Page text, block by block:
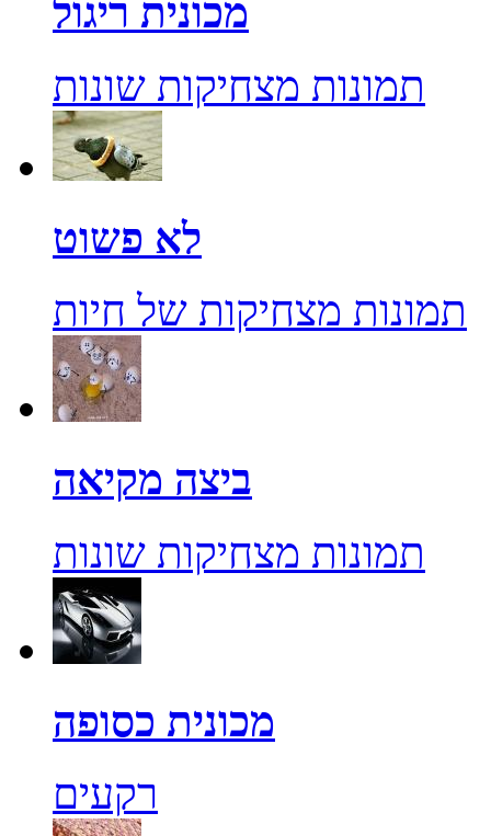
מכונית ריגול
תמונות מצחיקות שונות
לא פשוט
תמונות מצחיקות של חיות
ביצה מקיאה
תמונות מצחיקות שונות
מכונית כסופה
רקעים